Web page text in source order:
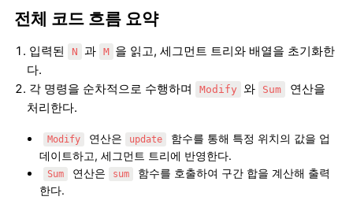
전체 코드 흐름 요약
입력된 N 과 M 을 읽고, 세그먼트 트리와 배열을 초기화한
다.
각 명령을 순차적으로 수행하며
Modify 와 Sum
연산을
처리한다.
Modify 연산은 update
함수를 통해 특정 위치의 값을 업
데이트하고, 세그먼트 트리에 반영한다.
Sum 연산은 sum
함수를 호출하여 구간 합을 계산해 출력
한다.